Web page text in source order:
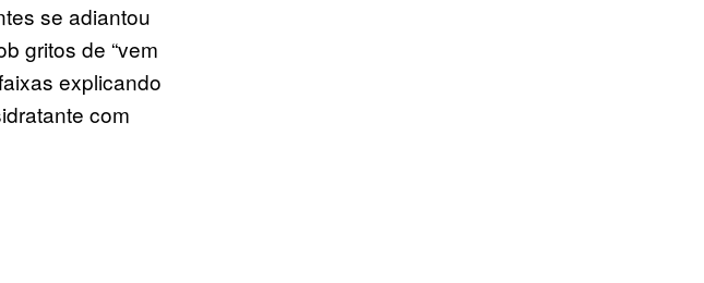
se adiantou
gritos de “vem
explicando
com